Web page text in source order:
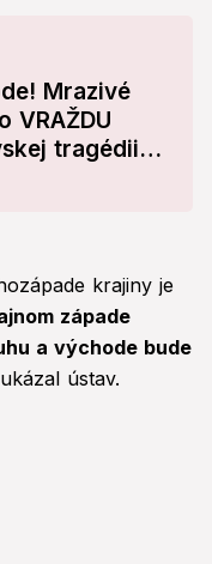
Mrazivé
VRAŽDU
tragédii
krajiny je
západe
a východe bude
ústav.